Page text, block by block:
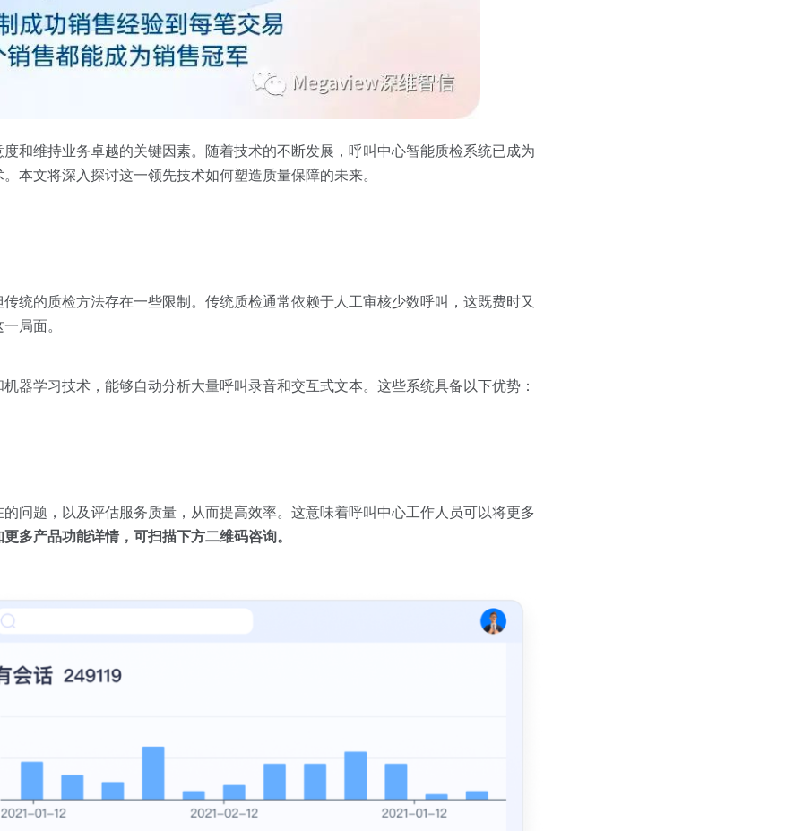
和维持业务卓越的关键因素。随着技术的不断发展，呼叫中心智能质检系统已成为
本文将深入探讨这一领先技术如何塑造质量保障的未来。
统的质检方法存在一些限制。传统质检通常依赖于人工审核少数呼叫，这既费时又
局面。
器学习技术，能够自动分析大量呼叫录音和交互式文本。这些系统具备以下优势：
问题，以及评估服务质量，从而提高效率。这意味着呼叫中心工作人员可以将更多
更多产品功能详情，可扫描下方二维码咨询。